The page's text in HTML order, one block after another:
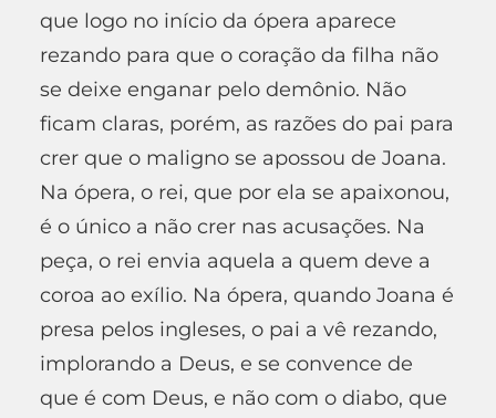
que logo no início da ópera aparece
rezando para que o coração da filha não
se deixe enganar pelo demônio. Não
ficam claras, porém, as razões do pai para
crer que o maligno se apossou de Joana.
Na ópera, o rei, que por ela se apaixonou,
é o único a não crer nas acusações. Na
peça, o rei envia aquela a quem deve a
coroa ao exílio. Na ópera, quando Joana é
presa pelos ingleses, o pai a vê rezando,
implorando a Deus, e se convence de
que é com Deus, e não com o diabo, que